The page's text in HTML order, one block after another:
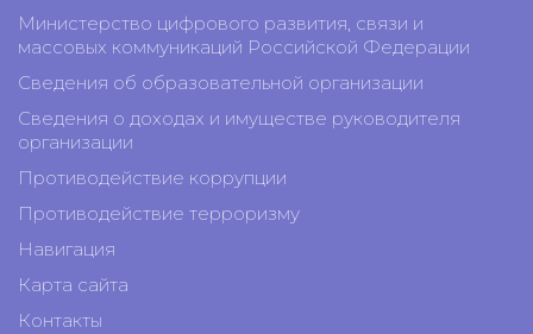
Министерство цифрового развития, связи и
массовых коммуникаций Российской Федерации
Сведения об образовательной организации
Сведения о доходах и имуществе руководителя
организации
Противодействие коррупции
Противодействие терроризму
Навигация
Карта сайта
Контакты